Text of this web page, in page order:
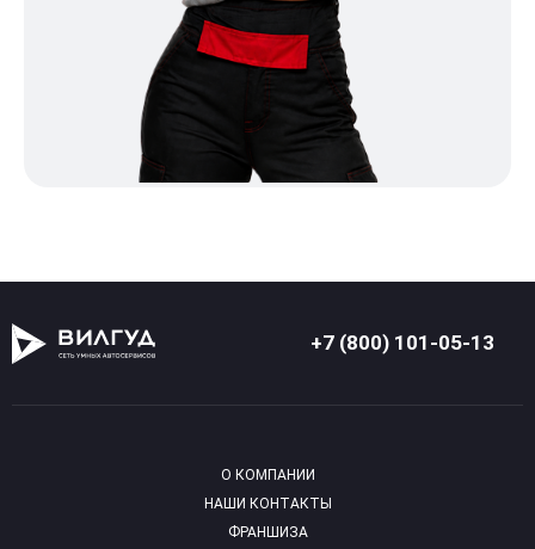
+7 (800) 101-05-13
О КОМПАНИИ
НАШИ КОНТАКТЫ
ФРАНШИЗА